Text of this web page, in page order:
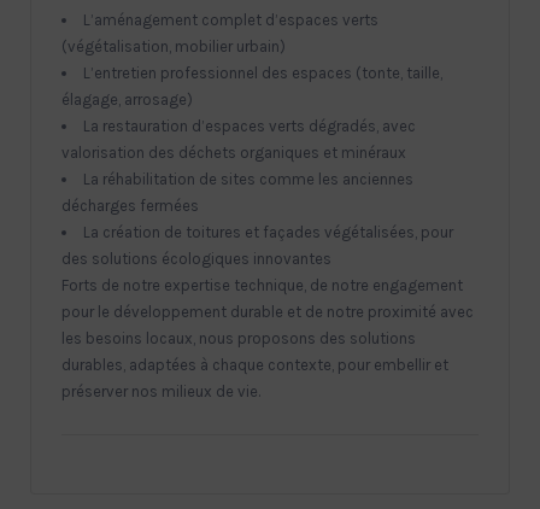
L’aménagement complet d’espaces verts
(végétalisation, mobilier urbain)
L’entretien professionnel des espaces (tonte, taille,
élagage, arrosage)
La restauration d’espaces verts dégradés, avec
valorisation des déchets organiques et minéraux
La réhabilitation de sites comme les anciennes
décharges fermées
La création de toitures et façades végétalisées, pour
des solutions écologiques innovantes
Forts de notre expertise technique, de notre engagement
pour le développement durable et de notre proximité avec
les besoins locaux, nous proposons des solutions
durables, adaptées à chaque contexte, pour embellir et
préserver nos milieux de vie.